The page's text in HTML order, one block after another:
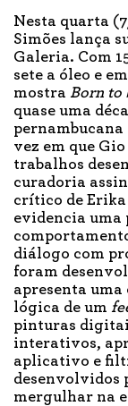
Nesta quarta
Simões lança
Galeria. Com
sete a óleo e
mostra Born to
quase uma
pernambucana
vez em que
trabalhos
curadoria
crítico de
evidencia uma
diálogo com
foram
apresenta uma
lógica de um
pinturas
interativos,
aplicativo e f
desenvolvidos
mergulhar na